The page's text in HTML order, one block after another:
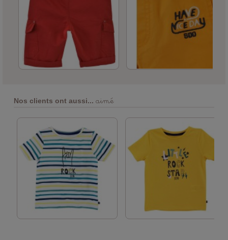
Nos clients ont aussi... aimé